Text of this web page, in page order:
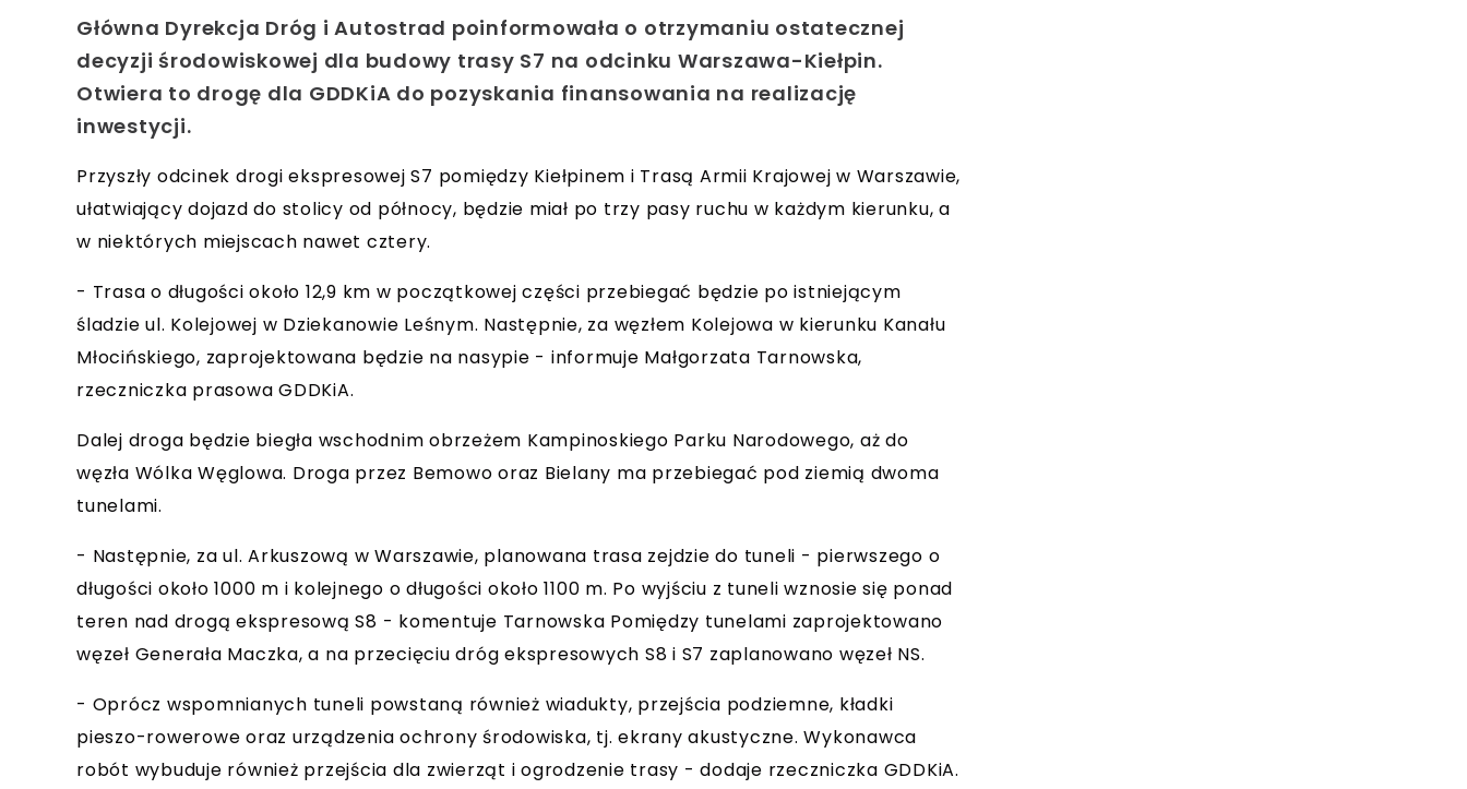
Główna Dyrekcja Dróg i Autostrad poinformowała o otrzymaniu ostatecznej
decyzji środowiskowej dla budowy trasy S7 na odcinku Warszawa-Kiełpin.
Otwiera to drogę dla GDDKiA do pozyskania finansowania na realizację
inwestycji.
Przyszły odcinek drogi ekspresowej S7 pomiędzy Kiełpinem i Trasą Armii Krajowej w Warszawie,
ułatwiający dojazd do stolicy od północy, będzie miał po trzy pasy ruchu w każdym kierunku, a
w niektórych miejscach nawet cztery.
- Trasa o długości około 12,9 km w początkowej części przebiegać będzie po istniejącym
śladzie ul. Kolejowej w Dziekanowie Leśnym. Następnie, za węzłem Kolejowa w kierunku Kanału
Młocińskiego, zaprojektowana będzie na nasypie - informuje Małgorzata Tarnowska,
rzeczniczka prasowa GDDKiA.
Dalej droga będzie biegła wschodnim obrzeżem Kampinoskiego Parku Narodowego, aż do
węzła Wólka Węglowa. Droga przez Bemowo oraz Bielany ma przebiegać pod ziemią dwoma
tunelami.
- Następnie, za ul. Arkuszową w Warszawie, planowana trasa zejdzie do tuneli - pierwszego o
długości około 1000 m i kolejnego o długości około 1100 m. Po wyjściu z tuneli wznosie się ponad
teren nad drogą ekspresową S8 - komentuje Tarnowska Pomiędzy tunelami zaprojektowano
węzeł Generała Maczka, a na przecięciu dróg ekspresowych S8 i S7 zaplanowano węzeł NS.
- Oprócz wspomnianych tuneli powstaną również wiadukty, przejścia podziemne, kładki
pieszo-rowerowe oraz urządzenia ochrony środowiska, tj. ekrany akustyczne. Wykonawca
robót wybuduje również przejścia dla zwierząt i ogrodzenie trasy - dodaje rzeczniczka GDDKiA.